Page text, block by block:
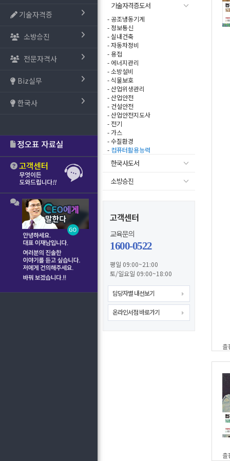
기술자격증
소방승진
전문자격사
Biz실무
한국사
기술자격증도서
- 공조냉동기계
- 정보통신
- 실내건축
- 자동차정비
- 용접
- 에너지관리
- 소방설비
- 식물보호
- 산업위생관리
- 산업안전
- 건설안전
- 산업안전지도사
- 전기
- 가스
- 수질환경
- 컴퓨터활용능력
한국사도서
소방승진
고객센터
교육문의
1600-0522
평일 09:00~21:00
토/일요일 09:00~18:00
담당자별 내선보기
온라인서점 바로가기
출
출